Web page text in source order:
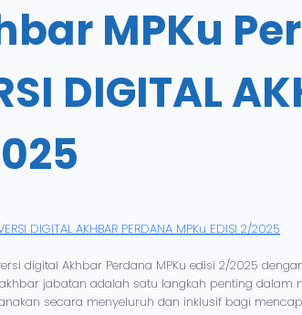
MPKu
DIGITAL
DIGITAL AKHBAR PERDANA MPKu EDISI 2/2025
digital Akhbar Perdana MPKu edisi 2/2025
jabatan adalah satu langkah penting
secara menyeluruh dan inklusif bagi